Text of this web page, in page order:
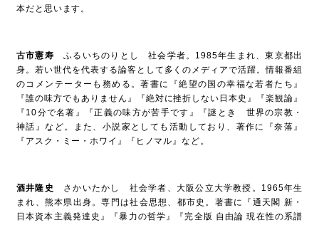
本だと思います。
古市憲寿 ふるいちのりとし 社会学者。1985年生まれ、東京都出
身。若い世代を代表する論客として多くのメディアで活躍。情報番組
のコメンテーターも務める。著書に『絶望の国の幸福な若者たち』
『誰の味方でもありません』『絶対に挫折しない日本史』『楽観論』
『10分で名著』『正義の味方が苦手です』『謎とき 世界の宗教・
神話』など。また、小説家としても活動しており、著作に『奈落』
『アスク・ミー・ホワイ』『ヒノマル』など。
酒井隆史
さかいたかし 社会学者、大阪公立大学教授。1965年生
まれ、熊本県出身。専門は社会思想、都市史。著書に『通天閣 新・
日本資本主義発達史』『暴力の哲学』『完全版 自由論 現在性の系譜